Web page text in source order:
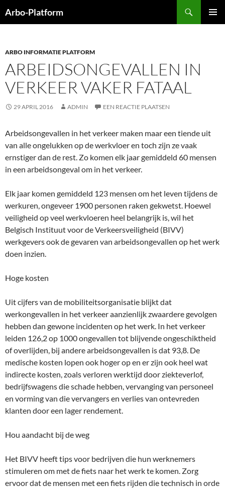
naar
Arbo-Platform
ARBO INFORMATIE PLATFORM
ARBEIDSONGEVALLEN IN
VERKEER VAKER FATAAL
29 APRIL 2016 ADMIN EEN REACTIE PLAATSEN
Arbeidsongevallen in het verkeer maken maar een tiende uit
van alle ongelukken op de werkvloer en toch zijn ze vaak
ernstiger dan de rest. Zo komen elk jaar gemiddeld 60 mensen
in een arbeidsongeval om in het verkeer.
Elk jaar komen gemiddeld 123 mensen om het leven tijdens de
werkuren, ongeveer 1900 personen raken gekwetst. Hoewel
veiligheid op veel werkvloeren heel belangrijk is, wil het
Belgisch Instituut voor de Verkeersveiligheid (BIVV)
werkgevers ook de gevaren van arbeidsongevallen op het werk
doen inzien.
Hoge kosten
Uit cijfers van de mobiliteitsorganisatie blijkt dat
werkongevallen in het verkeer aanzienlijk zwaardere gevolgen
hebben dan gewone incidenten op het werk. In het verkeer
leiden 126,2 op 1000 ongevallen tot blijvende ongeschiktheid
of overlijden, bij andere arbeidsongevallen is dat 93,8. De
medische kosten lopen ook hoger op en er zijn ook heel wat
indirecte kosten, zoals verloren werktijd door ziekteverlof,
bedrijfswagens die schade hebben, vervanging van personeel
en vorming van die vervangers en verlies van ontevreden
klanten door een lager rendement.
Hou aandacht bij de weg
Het BIVV heeft tips voor bedrijven die hun werknemers
stimuleren om met de fiets naar het werk te komen. Zorg
ervoor dat de mensen met een fiets rijden die technisch in orde